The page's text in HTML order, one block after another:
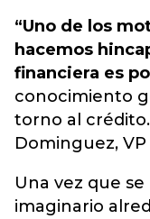
“Uno de los
hacemos
financiera es
conocimiento
torno al
Dominguez,
Una vez que
imaginario